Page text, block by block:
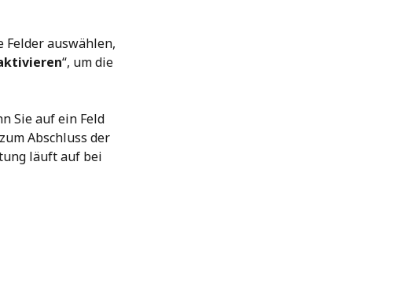
Felder auswählen,
“, um die
Sie auf ein Feld
Abschluss der
läuft auf bei